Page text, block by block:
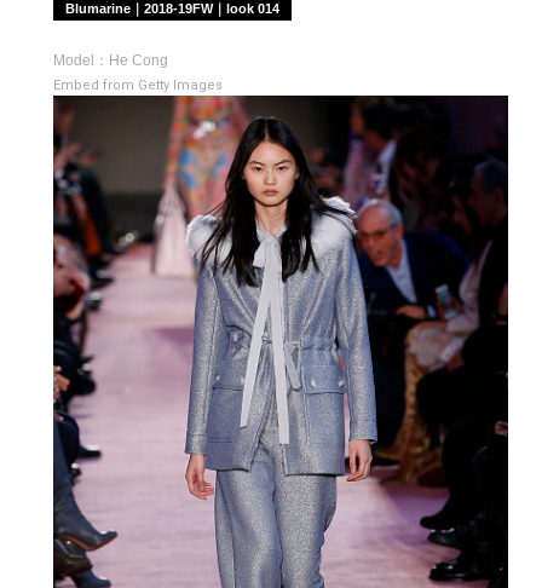
Blumarine｜2018-19FW｜look 014
Model：He Cong
Embed from Getty Images